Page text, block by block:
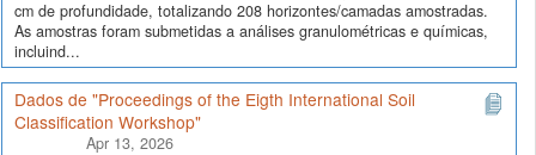
cm de profundidade, totalizando 208 horizontes/camadas amostradas.
As amostras foram submetidas a análises granulométricas e químicas,
incluind...
Dados de "Proceedings of the Eigth International Soil
Classification Workshop"
Apr 13, 2026